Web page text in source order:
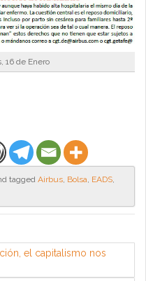
16 de Enero
tagged Airbus Bolsa EADS
el capitalismo nos